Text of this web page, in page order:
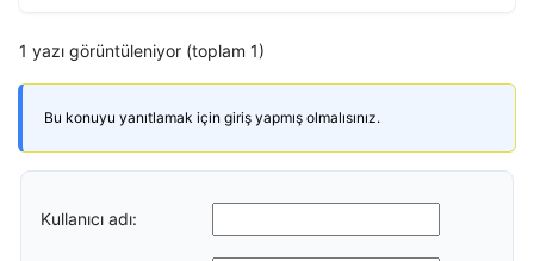
1 yazı görüntüleniyor (toplam 1)
Bu konuyu yanıtlamak için giriş yapmış olmalısınız.
Kullanıcı adı: